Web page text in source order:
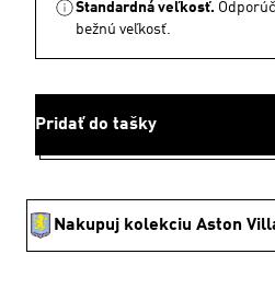
Štandardná veľkosť.
bežnú veľkosť.
Pridať do tašky
Nakupuj kolekciu Aston